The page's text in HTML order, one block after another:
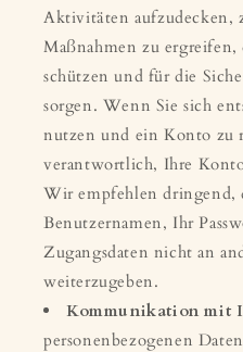
Aktivitäten aufzudecken,
Maßnahmen zu
schützen und für die
sorgen. Wenn Sie sich
nutzen und ein Konto zu
verantwortlich, Ihre
Wir empfehlen dringend,
Benutzernamen, Ihr
Zugangsdaten nicht an
weiterzugeben.
Kommunikation mit
personenbezogenen